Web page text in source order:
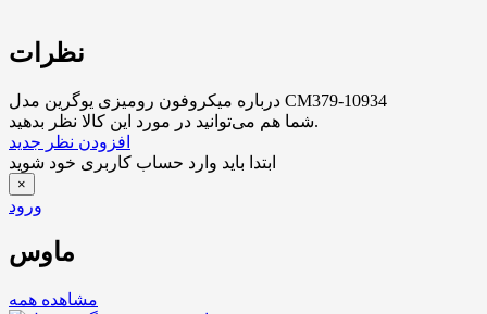
نظرات
درباره میکروفون رومیزی یوگرین مدل CM379-10934
شما هم می‌توانید در مورد این کالا نظر بدهید.
افزودن نظر جدید
ابتدا باید وارد حساب کاربری خود شوید
×
ورود
ماوس
مشاهده همه